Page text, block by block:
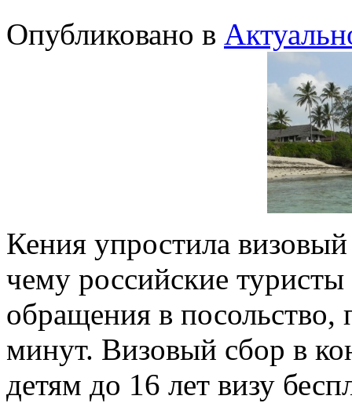
Опубликовано в
Кения упростила
чему российские
обращения в посольство,
минут. Визовый сбор в
детям до 16 лет визу